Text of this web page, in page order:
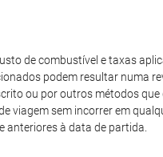
de combustível e taxas
podem resultar numa
ou por outros métodos
viagem sem incorrer em
anteriores à data de partida.